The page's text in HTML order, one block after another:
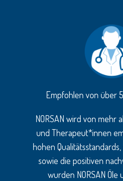
Empfohlen von über
NORSAN wird von mehr
und Therapeut*innen
hohen
sowie die positiven
wurden NORSAN Öle